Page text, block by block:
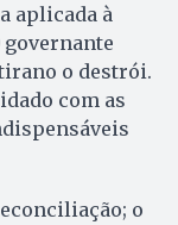
aplicada à
o destrói.
com as
o